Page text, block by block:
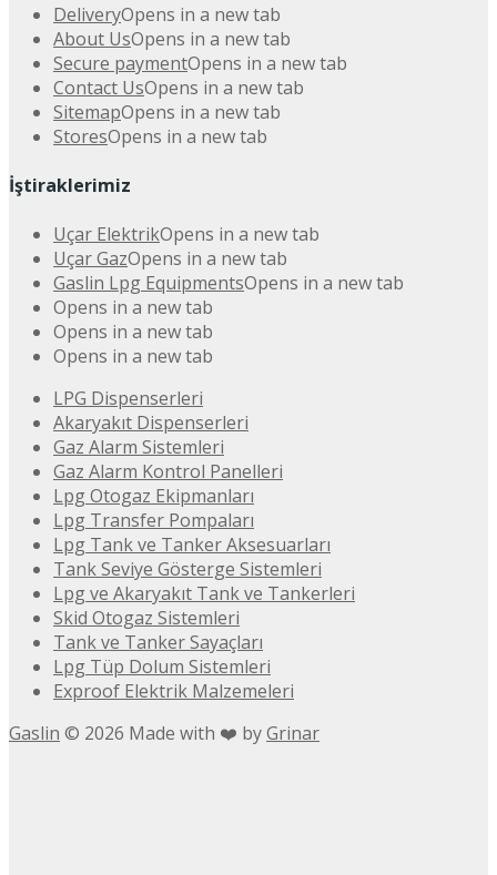
DeliveryOpens in a new tab
About UsOpens in a new tab
Secure paymentOpens in a new tab
Contact UsOpens in a new tab
SitemapOpens in a new tab
StoresOpens in a new tab
İştiraklerimiz
Uçar ElektrikOpens in a new tab
Uçar GazOpens in a new tab
Gaslin Lpg EquipmentsOpens in a new tab
Opens in a new tab
Opens in a new tab
Opens in a new tab
LPG Dispenserleri
Akaryakıt Dispenserleri
Gaz Alarm Sistemleri
Gaz Alarm Kontrol Panelleri
Lpg Otogaz Ekipmanları
Lpg Transfer Pompaları
Lpg Tank ve Tanker Aksesuarları
Tank Seviye Gösterge Sistemleri
Lpg ve Akaryakıt Tank ve Tankerleri
Skid Otogaz Sistemleri
Tank ve Tanker Sayaçları
Lpg Tüp Dolum Sistemleri
Exproof Elektrik Malzemeleri
Gaslin © 2026 Made with ❤️ byGrinar